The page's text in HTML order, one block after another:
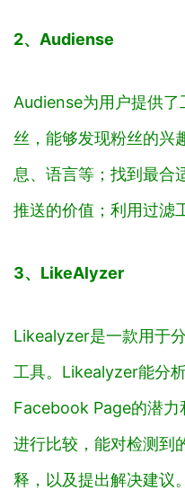
2、Audiense
Audiense为用户提供
丝，能够发现粉丝的兴
息、语言等；找到最合
推送的价值；利用过滤
3、LikeAlyzer
Likealyzer是一款用于
工具。Likealyzer能分
Facebook Page的潜力
进行比较，能对检测到
释，以及提出解决建议。